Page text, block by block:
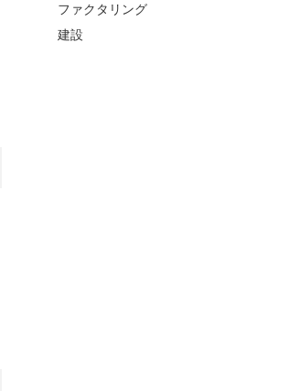
ファクタリング
建設